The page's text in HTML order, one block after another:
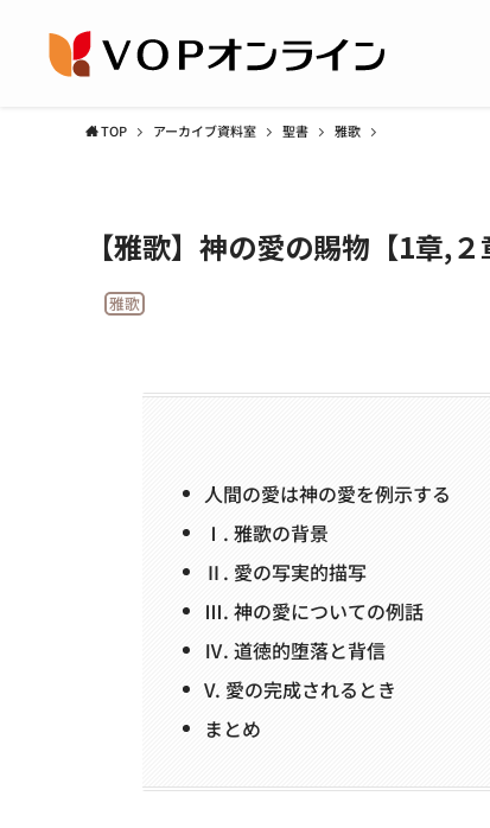
TOP アーカイブ資料室 聖書 雅歌
【雅歌】神の愛の賜物【1章,
雅歌
人間の愛は神の愛を例示する
Ⅰ. 雅歌の背景
Ⅱ. 愛の写実的描写
Ⅲ. 神の愛についての例話
Ⅳ. 道徳的堕落と背信
V. 愛の完成されるとき
まとめ